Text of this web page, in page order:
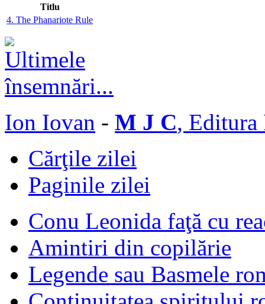
Titlu
4. The Phanariote Rule
Ion Iovan - M J C, Editura
Cărţile zilei
Paginile zilei
Conu Leonida faţă cu
Amintiri din copilărie
Legende sau Basmele